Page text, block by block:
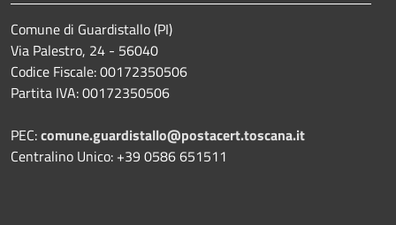
Comune di Guardistallo (PI)
Via Palestro, 24 - 56040
Codice Fiscale: 00172350506
Partita IVA: 00172350506
PEC:comune.guardistallo@postacert.toscana.it
Centralino Unico: +39 0586 651511